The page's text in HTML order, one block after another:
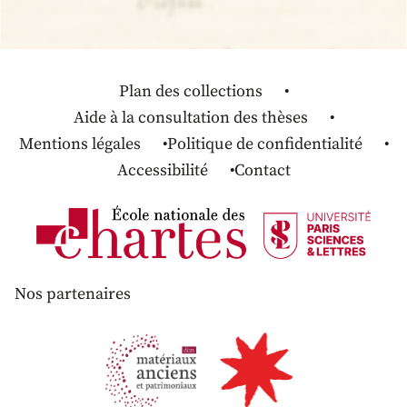
Plan des collections
Aide à la consultation des thèses
Mentions légales
Politique de confidentialité
Accessibilité
Contact
Nos partenaires